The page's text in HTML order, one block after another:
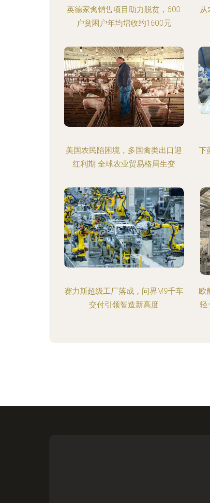
英德家禽销售项目助力脱贫，600
户贫困户年均增收约1600元
从
美国农民陷困境，多国禽类出口迎
红利期 全球农业贸易格局生变
下
赛力斯超级工厂落成，问界M9千车
交付引领智造新高度
欧
轻